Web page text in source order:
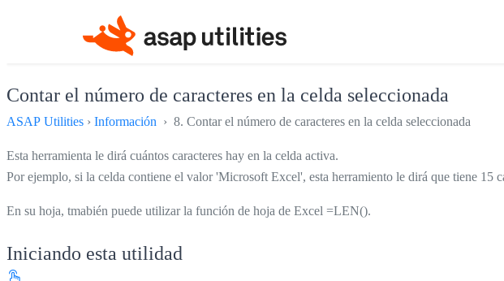
Contar el número de caracteres en la celda seleccionada
ASAP Utilities › Información › 8. Contar el número de caracteres en la celda seleccionada
Esta herramienta le dirá cuántos caracteres hay en la celda activa.
Por ejemplo, si la celda contiene el valor 'Microsoft Excel', esta herramiento le dirá que tiene 15
En su hoja, tmabién puede utilizar la función de hoja de Excel =LEN().
Iniciando esta utilidad